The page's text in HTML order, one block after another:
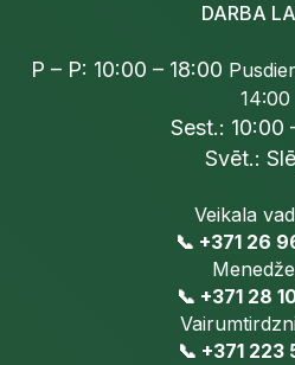
DARBA
P – P: 10:00 – 18:00
14:00
Sest.: 10:00
Svēt.:
Veikala
📞 +371 26
📞 +371 28
📞 +371 223